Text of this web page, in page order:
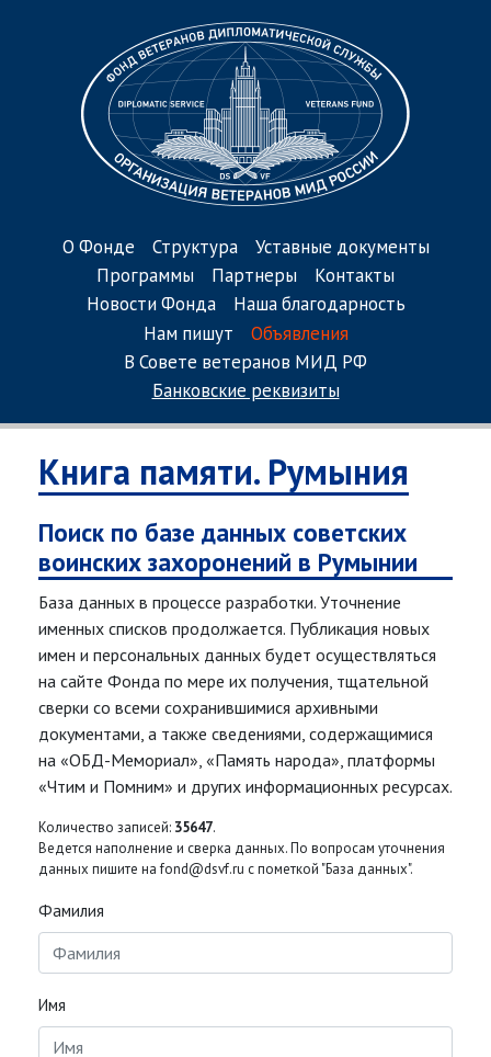
О Фонде Структура
Уставные документы
Программы
Партнеры
Контакты
Новости Фонда
Наша благодарность
Нам пишут
Объявления
В Совете ветеранов МИД РФ
Банковские реквизиты
Книга памяти. Румыния
Поиск по базе данных советских
воинских захоронений в Румынии
База данных в процессе разработки. Уточнение
именных списков продолжается. Публикация новых
имен и персональных данных будет осуществляться
на сайте Фонда по мере их получения, тщательной
сверки со всеми сохранившимися архивными
документами, а также сведениями, содержащимися
на «ОБД-Мемориал», «Память народа», платформы
«Чтим и Помним» и других информационных ресурсах.
Количество записей: 35647.
Ведется наполнение и сверка данных. По вопросам уточнения
данных пишите на fond@dsvf.ru с пометкой "База данных".
Фамилия
Имя